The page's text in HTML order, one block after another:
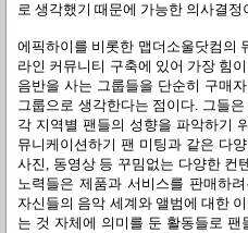
로 생각했기 때문에 가능한 의사결정
에픽하이를 비롯한 맵더소울닷컴의
라인 커뮤니티 구축에 있어 가장 힘
음반을 사는 그룹들을 단순히 구매
그룹으로 생각한다는 점이다. 그들
각 지역별 팬들의 성향을 파악하기
뮤니케이션하기 팬 미팅과 같은 다
사진, 동영상 등 꾸밈없는 다양한 컨
노력들은 제품과 서비스를 판매하
자신들의 음악 세계와 앨범에 대한
는 것 자체에 의미를 둔 활동들로 팬